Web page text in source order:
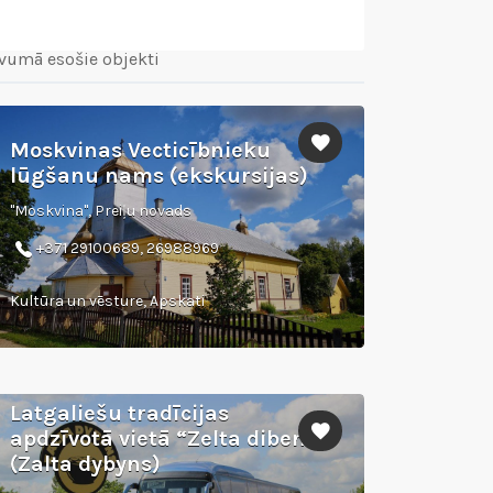
esošie objekti
Moskvinas Vecticībnieku
lūgšanu nams (ekskursijas)
"Moskvina", Preiļu novads
+371 29100689, 26988969
Kultūra un vēsture, Apskati
Latgaliešu tradīcijas
apdzīvotā vietā “Zelta dibens”
(Zalta dybyns)